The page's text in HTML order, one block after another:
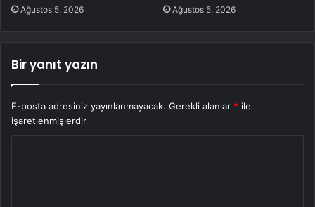
Ağustos 5, 2026 Ağustos 5, 2026
Bir yanıt yazın
E-posta adresiniz yayınlanmayacak. Gerekli alanlar * ile
işaretlenmişlerdir